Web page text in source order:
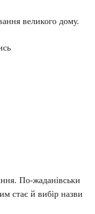
великого дому.
По-жаданівськи
стає й вибір назви